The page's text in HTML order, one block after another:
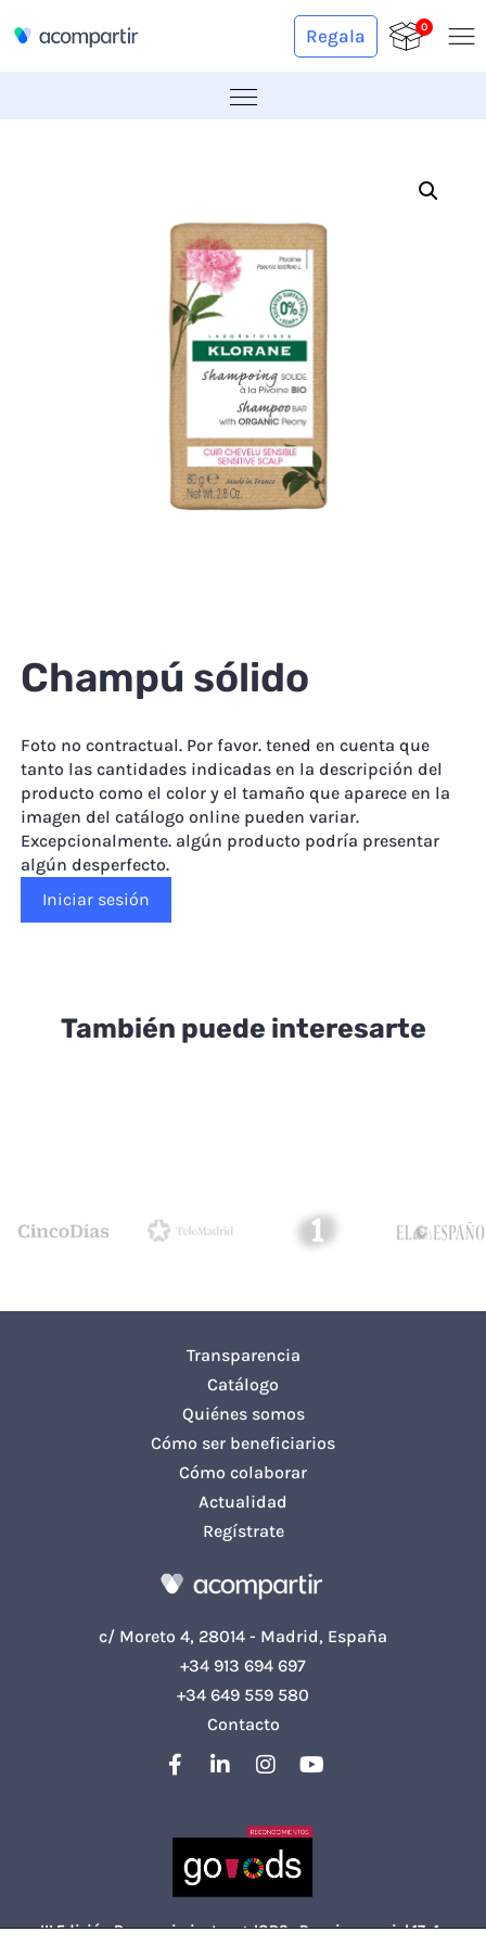
Regala 0
Champú sólido
Foto no contractual. Por favor. tened en cuenta que
tanto las cantidades indicadas en la descripción del
producto como el color y el tamaño que aparece en la
imagen del catálogo online pueden variar.
Excepcionalmente. algún producto podría presentar
algún desperfecto.
Iniciar sesión
También puede interesarte
Transparencia
Catálogo
Quiénes somos
Cómo ser beneficiarios
Cómo colaborar
Actualidad
Regístrate
c/ Moreto 4, 28014 - Madrid, España
+34 913 694 697
+34 649 559 580
Contacto
III Edición Reconocimientos go!ODS · Premio especial 17+1 ·